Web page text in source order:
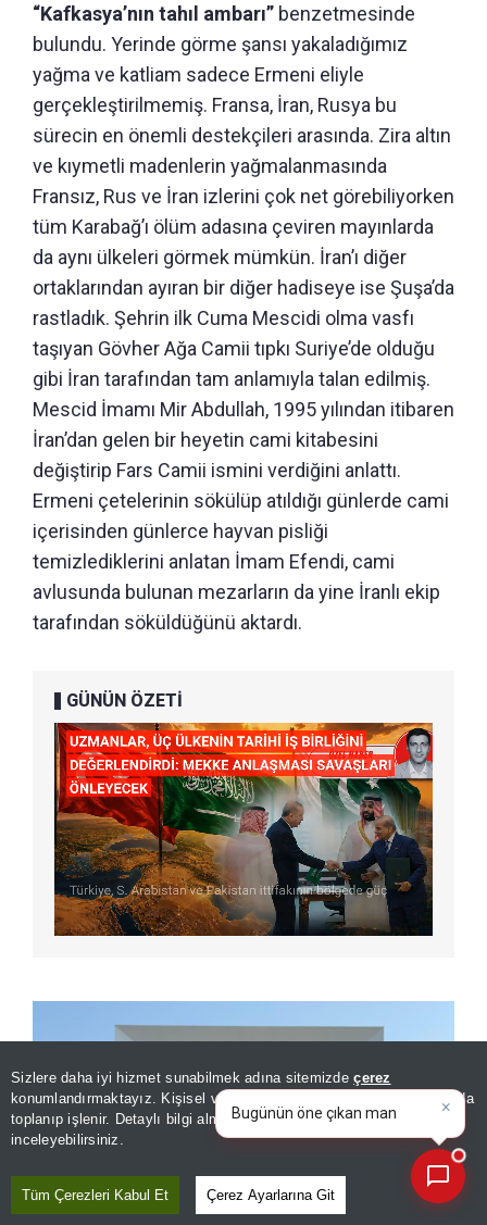
Sizlere daha iyi hizmet sunabilmek adına sitemizdeçerez
konumlandırmaktayız. Kişisel verileriniz, KVKK ve GDPR kapsamında
toplanıp işlenir. Detaylı bilgi almak içinAydınlatma Metnimizi
inceleyebilirsiniz.
Tüm Çerezleri Kabul Et Çerez Ayarlarına Git
“Kafkasya’nın tahıl ambarı” benzetmesinde
bulundu. Yerinde görme şansı yakaladığımız
yağma ve katliam sadece Ermeni eliyle
gerçekleştirilmemiş. Fransa, İran, Rusya bu
sürecin en önemli destekçileri arasında. Zira altın
ve kıymetli madenlerin yağmalanmasında
Fransız, Rus ve İran izlerini çok net görebiliyorken
tüm Karabağ’ı ölüm adasına çeviren mayınlarda
da aynı ülkeleri görmek mümkün. İran’ı diğer
ortaklarından ayıran bir diğer hadiseye ise Şuşa’da
rastladık. Şehrin ilk Cuma Mescidi olma vasfı
taşıyan Gövher Ağa Camii tıpkı Suriye’de olduğu
gibi İran tarafından tam anlamıyla talan edilmiş.
Mescid İmamı Mir Abdullah, 1995 yılından itibaren
İran’dan gelen bir heyetin cami kitabesini
değiştirip Fars Camii ismini verdiğini anlattı.
Ermeni çetelerinin sökülüp atıldığı günlerde cami
içerisinden günlerce hayvan pisliği
temizlediklerini anlatan İmam Efendi, cami
avlusunda bulunan mezarların da yine İranlı ekip
tarafından söküldüğünü aktardı.
GÜNÜN ÖZETİ
×
Bugünün öne çıkan manşetleri
ve gelişmeleri neler?|